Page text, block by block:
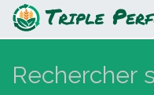
Combiné de